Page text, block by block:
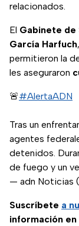
relacionados.
El Gabinete de
García Harfuch
permitieron la
les aseguraron
🚨#AlertaADN
Tras un
agentes
detenidos.
de fuego y un
— adn Noticias
Suscríbete a
información en